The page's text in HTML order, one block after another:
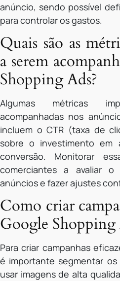
anúncio, sendo possível
para controlar os gastos.
Quais são as
a serem
Shopping Ads?
Algumas métricas
acompanhadas nos
incluem o CTR (taxa de
sobre o investimento
conversão. Monitorar
comerciantes a avaliar
anúncios e fazer ajustes
Como criar
Google Shopping
Para criar campanhas
é importante segmentar
usar imagens de alta